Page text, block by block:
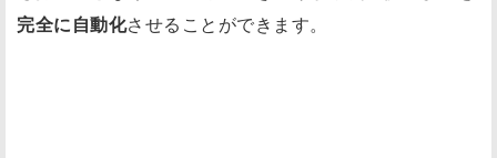
完全に自動化させることができます。